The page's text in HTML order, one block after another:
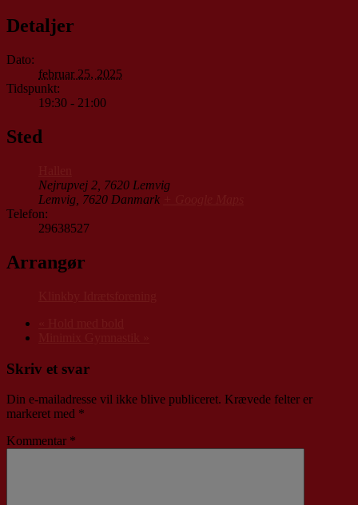
Detaljer
Dato:
februar 25, 2025
Tidspunkt:
19:30 - 21:00
Sted
Nejrupvej 2, 7620 Lemvig
Lemvig 7620 Danmark
Telefon:
29638527
Arrangør
Skriv et svar
Din e-mailadresse vil ikke blive publiceret. Krævede felter er
markeret med *
Kommentar *